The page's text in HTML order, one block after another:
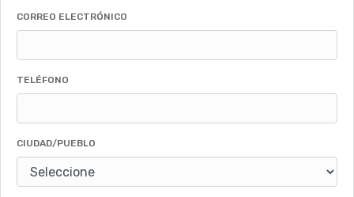
CORREO ELECTRÓNICO
TELÉFONO
CIUDAD/PUEBLO